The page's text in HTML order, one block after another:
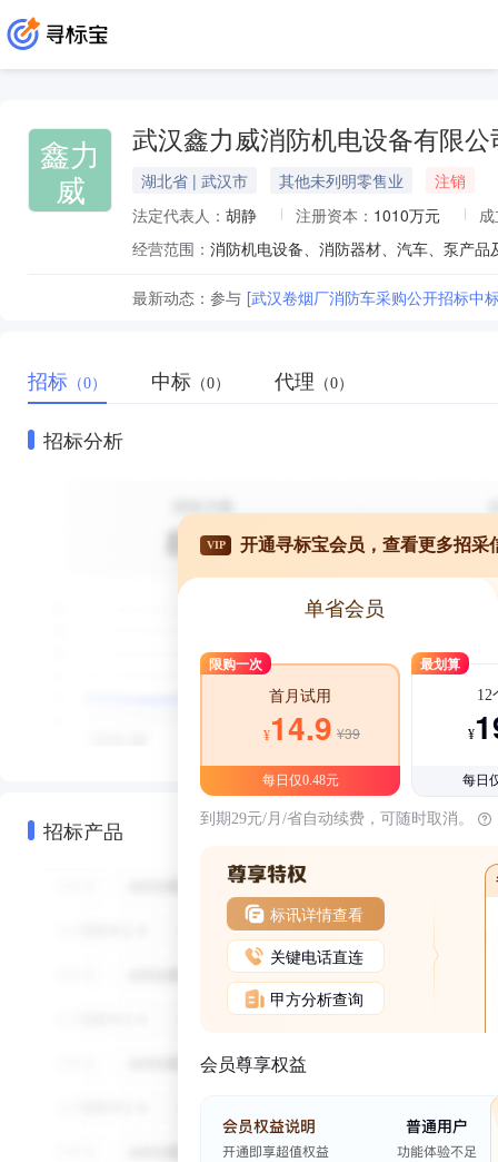
鑫力
威
武汉鑫力威消防机电设备有限公
湖北省 | 武汉市 其他未列明零售业
注销
法定代表人： 胡静 注册资本： 1010万元
经营范围：
最新动态： 参与 [武汉卷烟厂消防车采购公开招标中
招标 （0） 中标 （0） 代理 （0）
招标分析
招标产品
VIP 开通寻标宝会员，查看更多招采
单省会员
限购一次
首月试用
¥14.9 ¥39
每日仅0.48元
最划算
12
¥
每日
到期29元/月/省自动续费，可随时取消。
标讯详情查看
关键电话直连
甲方分析查询
会员尊享权益